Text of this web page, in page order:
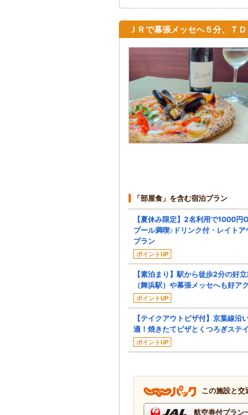
ＪＲで幕張メッセへ５分、Ｔ
「部屋食」を含む宿泊プラン
【夏休み限定】2名利用で1000円
プール満喫♪ドリンク付・レイトア
プラン
ポイントUP
【素泊まり】駅から徒歩2分の好
（舞浜駅）や幕張メッセへも好ア
ポイントUP
【テイクアウトピザ付】京葉線沿
適！焼きたてピザとくつろぎステイ
ポイントUP
この施設と交
航空券付プラン